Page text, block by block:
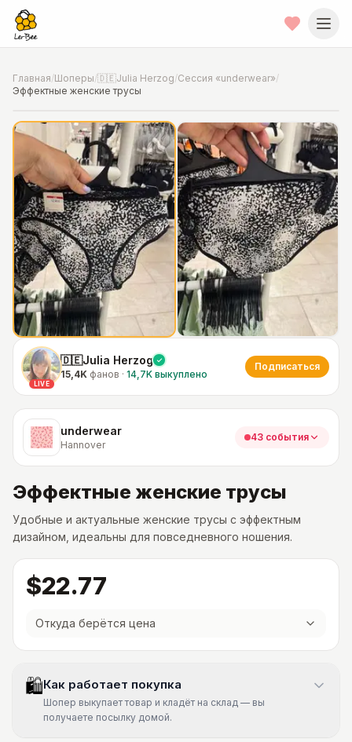
Главная/Шоперы/🇩🇪Julia Herzog/Сессия «underwear»/
Эффектные женские трусы
Фото от шопера Hannover
LIVE
🇩🇪Julia Herzog
15,4K фанов · 14,7K выкуплено
Подписаться
underwear
Hannover
43 события
Эффектные женские трусы
Удобные и актуальные женские трусы с эффектным
дизайном, идеальны для повседневного ношения.
$22.77
Откуда берётся цена
🛍Как работает покупка
Шопер выкупает товар и кладёт на склад — вы
получаете посылку домой.